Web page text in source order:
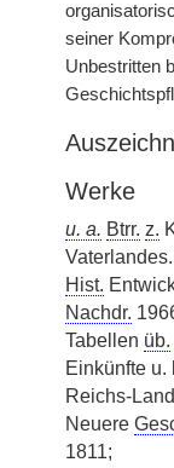
seiner
Unbestritten
Werke
u. a. Btrr. z.
Hist.
Nachdr.
Tabellen üb.
Einkünfte u.
Reichs-
Neuere
1811;